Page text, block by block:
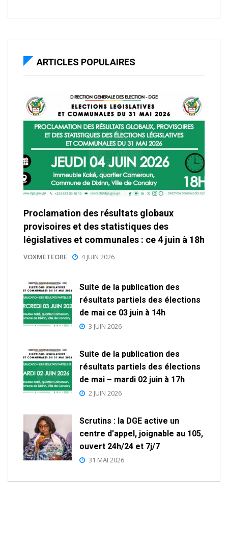
ARTICLES POPULAIRES
Proclamation des résultats globaux
provisoires et des statistiques des
législatives et communales : ce 4 juin à 18h
VOXMETEORE 4 JUIN 2026
Suite de la publication des
résultats partiels des élections
de mai ce 03 juin à 14h
3 JUIN 2026
Suite de la publication des
résultats partiels des élections
de mai – mardi 02 juin à 17h
2 JUIN 2026
Scrutins : la DGE active un
centre d’appel, joignable au 105,
ouvert 24h/24 et 7j/7
31 MAI 2026